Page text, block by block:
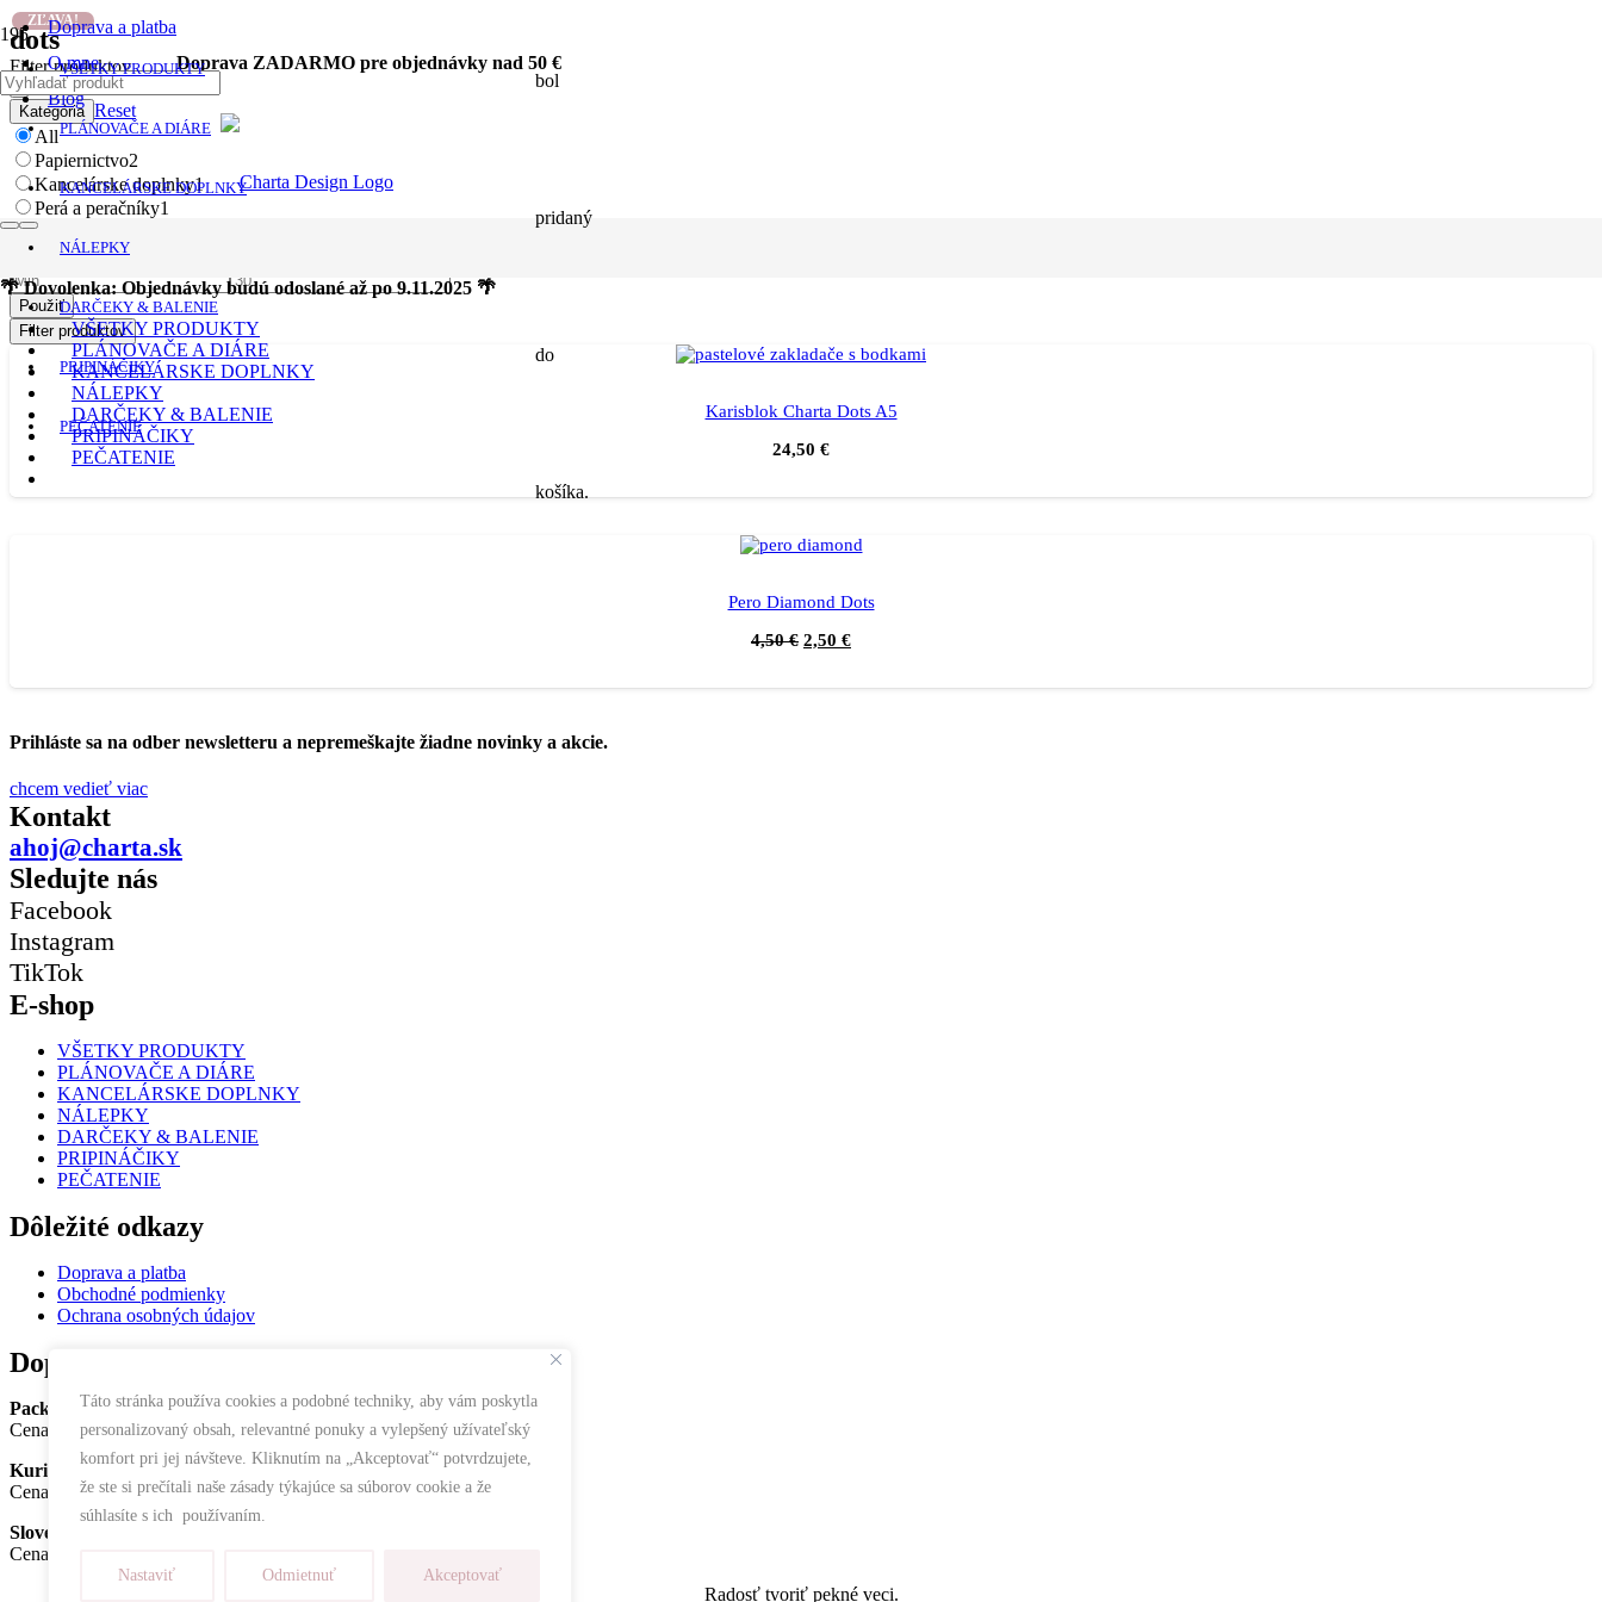
Táto stránka používa cookies a podobné techniky, aby vám poskytla
personalizovaný obsah, relevantné ponuky a vylepšený užívateľský
komfort pri jej návšteve. Kliknutím na „Akceptovať“ potvrdzujete,
že ste si prečítali naše zásady týkajúce sa súborov cookie a že
súhlasíte s ich používaním.
Nastaviť Odmietnuť Akceptovať
Doprava a platba
O mne
Blog
Doprava ZADARMO pre objednávky nad 50 €
bol
pridaný
do
košíka.
VŠETKY PRODUKTY
PLÁNOVAČE A DIÁRE
KANCELÁRSKE DOPLNKY
NÁLEPKY
DARČEKY & BALENIE
PRIPINÁČIKY
PEČATENIE
🌴 Dovolenka: Objednávky budú odoslané až po 9.11.2025 🌴
VŠETKY PRODUKTY
PLÁNOVAČE A DIÁRE
KANCELÁRSKE DOPLNKY
NÁLEPKY
DARČEKY & BALENIE
PRIPINÁČIKY
PEČATENIE
dots
Filter produktov
Kategória Reset
All
Papiernictvo2
Kancelárske doplnky1
Perá a peračníky1
Plánovanie
Cena Reset
Použiť
Filter produktov
Karisblok Charta Dots A5
24,50 €
ZĽAVA!
Pero Diamond Dots
4,50€ 2,50 €
Prihláste sa na odber newsletteru a nepremeškajte žiadne novinky a akcie.
chcem vedieť viac
Kontakt
ahoj@charta.sk
Sledujte nás
Facebook
Instagram
TikTok
E-shop
VŠETKY PRODUKTY
PLÁNOVAČE A DIÁRE
KANCELÁRSKE DOPLNKY
NÁLEPKY
DARČEKY & BALENIE
PRIPINÁČIKY
PEČATENIE
Dôležité odkazy
Doprava a platba
Obchodné podmienky
Ochrana osobných údajov
Doprava
Packeta
– na výdajné miesto
Cena doručenia: 3,90 €
Kuriér DPD– na adresu
Cena doručenia: 4,50 €
Slovenská pošta
Cena doručenia: 3,90 €
Radosť tvoriť pekné veci.